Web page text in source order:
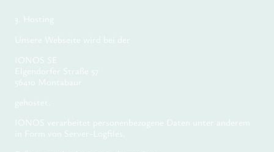
3. Hosting
Unsere Webseite wird bei der
IONOS SE
Elgendorfer Straße 57
56410 Montabaur
gehostet.
IONOS verarbeitet personenbezogene Daten unter anderem
in Form von Server-Logfiles.